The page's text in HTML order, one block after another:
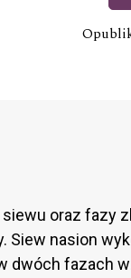
oraz fazy
Siew nasion
dwóch fazach